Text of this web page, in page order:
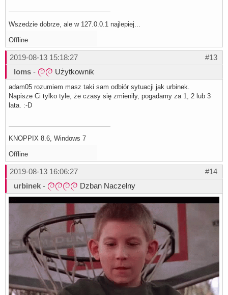
Wszedzie dobrze, ale w 127.0.0.1 najlepiej...
Offline
#13
2019-08-13 15:18:27
loms - Użytkownik
adam05 rozumiem masz taki sam odbiór sytuacji jak urbinek.
Napisze Ci tylko tyle, że czasy się zmieniły, pogadamy za 1, 2 lub 3
lata. :-D
KNOPPIX 8.6, Windows 7
Offline
#14
2019-08-13 16:06:27
urbinek - Dzban Naczelny